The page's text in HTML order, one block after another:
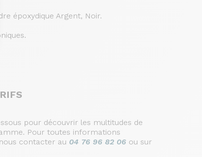
époxydique Argent, Noir.
pour découvrir les multitudes de
Pour toutes informations
contacter au 04 76 96 82 06 ou sur